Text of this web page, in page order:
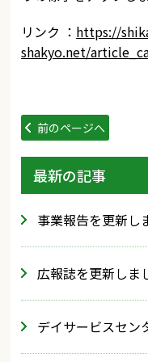
リンク ： https://
shakyo.net/
前のページへ
最新の記事
事業報告を更新し
広報誌を更新しま
デイサービスセン